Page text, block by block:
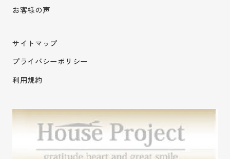
お客様の声
サイトマップ
プライバシーポリシー
利用規約